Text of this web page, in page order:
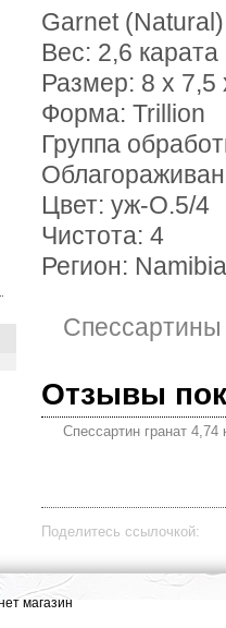
Garnet (Natural)
Вес: 2,6 карата
Размер: 8 х
Форма: Trillion
Группа
Цвет: уж-О.5/4
Чистота: 4
Регион: Namibia
Отзывы
Спессартин гранат 4,74
Поделитесь ссылочкой:
магазин